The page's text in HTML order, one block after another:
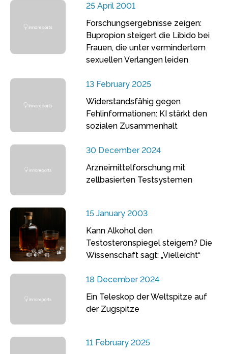
25 April 2001
Forschungsergebnisse zeigen:
Bupropion steigert die Libido bei
Frauen, die unter vermindertem
sexuellen Verlangen leiden
13 February 2025
Widerstandsfähig gegen
Fehlinformationen: KI stärkt den
sozialen Zusammenhalt
30 December 2024
Arzneimittelforschung mit
zellbasierten Testsystemen
15 January 2003
Kann Alkohol den
Testosteronspiegel steigern? Die
Wissenschaft sagt: „Vielleicht“
18 December 2024
Ein Teleskop der Weltspitze auf
der Zugspitze
11 February 2025